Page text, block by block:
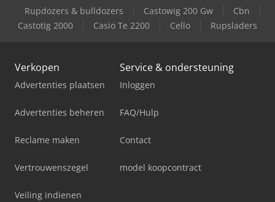
Rupdozers & bulldozers Castowig 200 Gw
Cbn
Castotig 2000
Casio Te 2200 Cello Rupsladers
Verkopen
Advertenties plaatsen
Advertenties beheren
Reclame maken
Vertrouwenszegel
Veiling indienen
Service & ondersteuning
Inloggen
FAQ/Hulp
Contact
model koopcontract